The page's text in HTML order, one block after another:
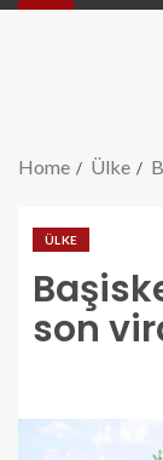
Home Ülke
ÜLKE
son